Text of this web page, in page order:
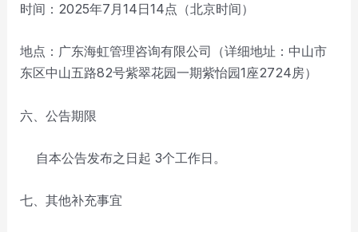
时间：2025年7月14日14点（北京时间）
地点：广东海虹管理咨询有限公司（详细地址：中山市
东区中山五路82号紫翠花园一期紫怡园1座2724房）
六、公告期限
自本公告发布之日起 3个工作日。
七、其他补充事宜